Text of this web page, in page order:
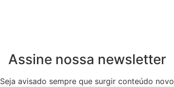
Assine nossa newsletter
Seja avisado sempre que surgir conteúdo novo